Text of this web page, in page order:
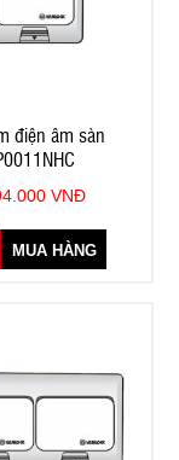
điện âm sàn
VNĐ
MUA HÀNG